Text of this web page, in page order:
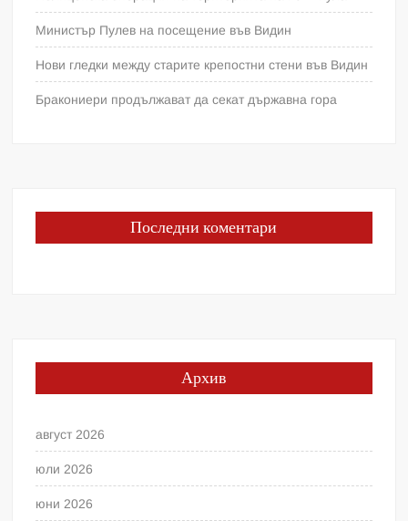
Министър Пулев на посещение във Видин
Нови гледки между старите крепостни стени във Видин
Бракониери продължават да секат държавна гора
Последни коментари
Архив
август 2026
юли 2026
юни 2026